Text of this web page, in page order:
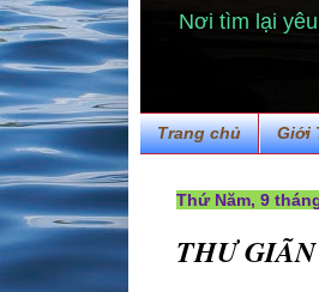
Nơi tìm lại
Trang chủ Giới
Thứ Năm, 9
THƯ